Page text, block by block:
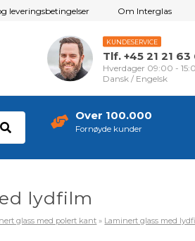
leveringsbetingelser Om Interglas
KUNDESERVICE
Tlf. +45 21 21 63
Hverdager 09:00 -
Dansk / Engelsk
Over 100.000
Fornøyde kunder
lydfilm
glass med polert kant » Laminert glass med